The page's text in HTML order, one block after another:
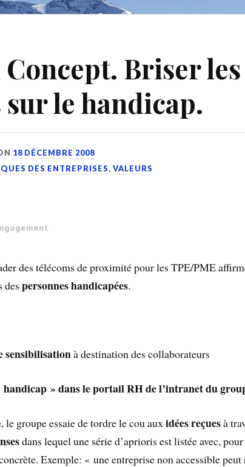
Briser les
le handicap.
18 DÉCEMBRE 2008
DES ENTREPRISES,VALEURS
des télécoms de proximité pour les TPE/PME
despersonneshandicapées.
sensibilisationà destination des collaborateurs
» dans le portail RH de l’intranet du
le groupe essaie de tordre le cou auxidées reçuesà
dans lequel une série d’aprioris est listée avec,
Exemple: « une entreprise non accessible peut